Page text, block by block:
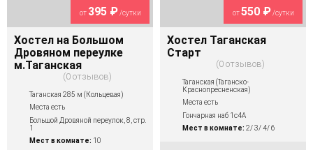
от 395 ₽/сутки
Хостел на Большом
Дровяном переулке
м.Таганская
0 отзывов
Таганская 285 м (Кольцевая)
Места есть
Большой Дровяной переулок, 8, стр.
1
Мест в комнате: 10
от550 ₽/сутки
Хостел Таганская
Старт
0 отзывов
Таганская (Таганско-
Краснопресненская)
Места есть
Гончарная наб 1с4А
Мест в комнате: 2/ 3/ 4/ 6